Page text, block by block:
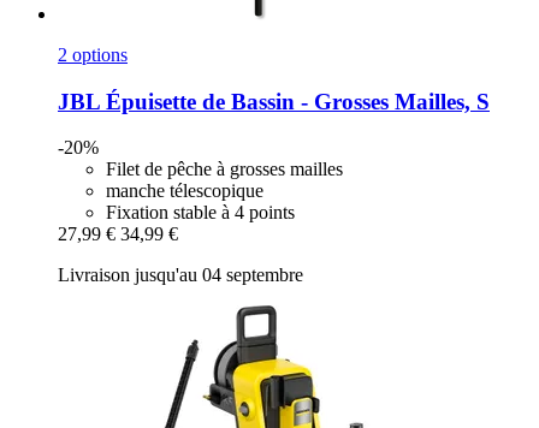
2 options
JBL Épuisette de Bassin -​ Grosses Mailles, S
-20%
Filet de pêche à grosses mailles
manche télescopique
Fixation stable à 4 points
27,99 € 34,99 €
Livraison jusqu'au 04 septembre